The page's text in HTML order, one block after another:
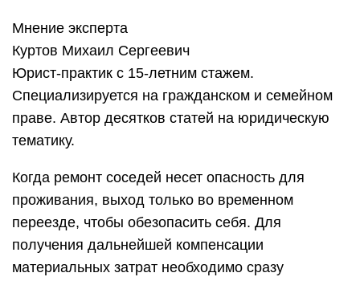
Мнение эксперта
Куртов Михаил Сергеевич
Юрист-практик с 15-летним стажем.
Специализируется на гражданском и семейном
праве. Автор десятков статей на юридическую
тематику.
Когда ремонт соседей несет опасность для
проживания, выход только во временном
переезде, чтобы обезопасить себя. Для
получения дальнейшей компенсации
материальных затрат необходимо сразу